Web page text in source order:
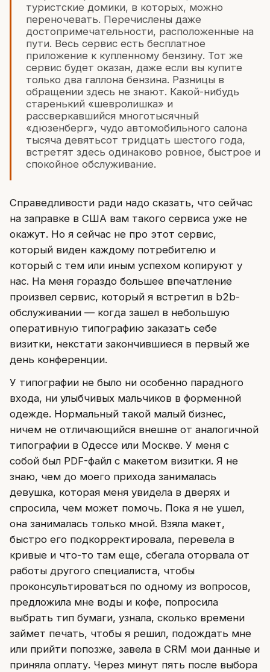
туристские домики, в которых, можно
переночевать. Перечислены даже
достопримечательности, расположенные на
пути. Весь сервис есть бесплатное
приложение к купленному бензину. Тот же
сервис будет оказан, даже если вы купите
только два галлона бензина. Разницы в
обращении здесь не знают. Какой-нибудь
старенький «шевролишка» и
рассверкавшийся многотысячный
«дюзенберг», чудо автомобильного салона
тысяча девятьсот тридцать шестого года,
встретят здесь одинаково ровное, быстрое и
спокойное обслуживание.
Справедливости ради надо сказать, что сейчас
на заправке в США вам такого сервиса уже не
окажут. Но я сейчас не про этот сервис,
который виден каждому потребителю и
который с тем или иным успехом копируют у
нас. На меня гораздо большее впечатление
произвел сервис, который я встретил в b2b-
обслуживании — когда зашел в небольшую
оперативную типографию заказать себе
визитки, некстати закончившиеся в первый же
день конференции.
У типографии не было ни особенно парадного
входа, ни улыбчивых мальчиков в форменной
одежде. Нормальный такой малый бизнес,
ничем не отличающийся внешне от аналогичной
типографии в Одессе или Москве. У меня с
собой был PDF-файл с макетом визитки. Я не
знаю, чем до моего прихода занималась
девушка, которая меня увидела в дверях и
спросила, чем может помочь. Пока я не ушел,
она занималась только мной. Взяла макет,
быстро его подкорректировала, перевела в
кривые и что-то там еще, сбегала оторвала от
работы другого специалиста, чтобы
проконсультироваться по одному из вопросов,
предложила мне воды и кофе, попросила
выбрать тип бумаги, узнала, сколько времени
займет печать, чтобы я решил, подождать мне
или прийти попозже, завела в CRM мои данные и
приняла оплату. Через минут пять после выбора